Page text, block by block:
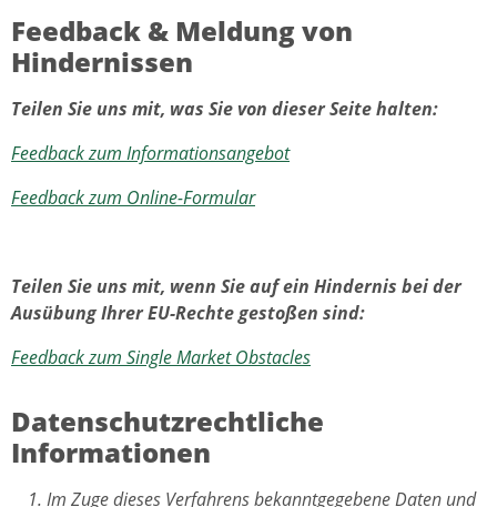
Feedback & Meldung von
Hindernissen
Teilen Sie uns mit, was Sie von dieser Seite halten:
Feedback zum Informationsangebot
Feedback zum Online-Formular
Teilen Sie uns mit, wenn Sie auf ein Hindernis bei der
Ausübung Ihrer EU-Rechte gestoßen sind:
Feedback zum Single Market Obstacles
Datenschutzrechtliche
Informationen
Im Zuge dieses Verfahrens bekanntgegebene Daten und